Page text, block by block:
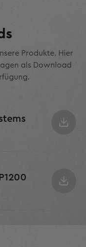
Produkte. Hier
als Download